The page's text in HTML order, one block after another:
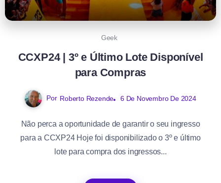
Geek
CCXP24 | 3º e Último Lote Disponível
para Compras
Por Roberto Rezende 6 De Novembro De 2024
Não perca a oportunidade de garantir o seu ingresso
para a CCXP24 Hoje foi disponibilizado o 3º e último
lote para compra dos ingressos...